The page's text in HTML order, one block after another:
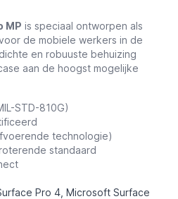
MP is speciaal ontworpen als
de mobiele werkers in de
en robuuste behuizing
aan de hoogst mogelijke
STD-810G)
technologie)
standaard
Pro 4, Microsoft Surface